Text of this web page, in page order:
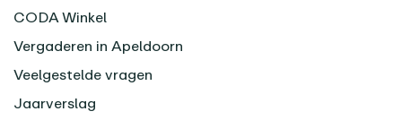
CODA Winkel
Vergaderen in Apeldoorn
Veelgestelde vragen
Jaarverslag